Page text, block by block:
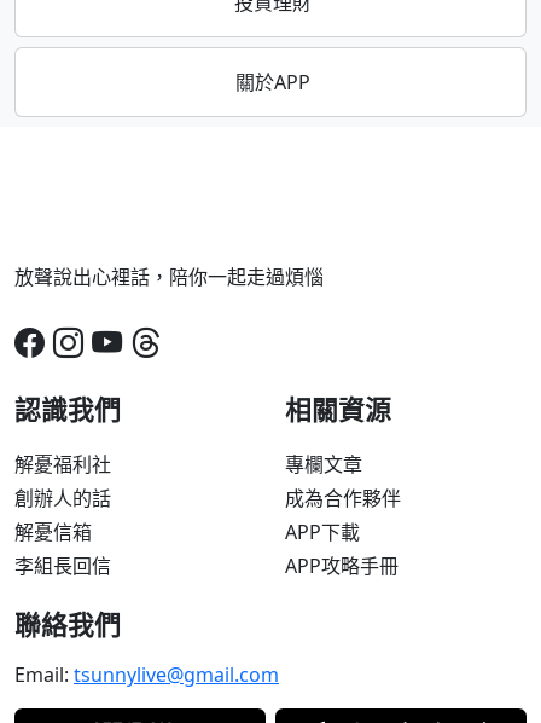
關於APP
放聲說出心裡話，陪你一起走過煩惱
認識我們
解憂福利社
創辦人的話
解憂信箱
李組長回信
相關資源
專欄文章
成為合作夥伴
APP下載
APP攻略手冊
聯絡我們
Email: tsunnylive@gmail.com